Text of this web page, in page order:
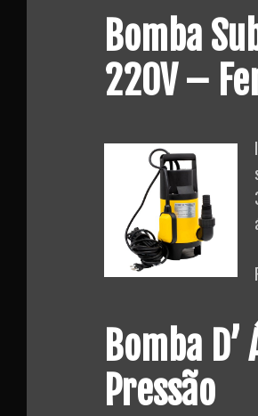
Bomba
220V –
Bomba
Pressão